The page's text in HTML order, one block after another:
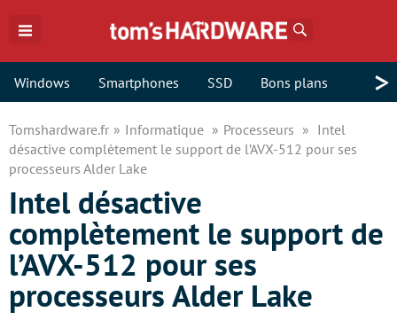
Windows Smartphones SSD Bons plans >
Tomshardware.fr Informatique Processeurs
Intel
désactive complètement le support de l’AVX-512 pour ses
processeurs Alder Lake
Intel désactive
complètement le support de
l’AVX-512 pour ses
processeurs Alder Lake